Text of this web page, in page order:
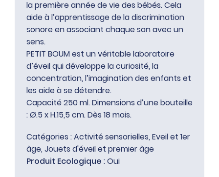
la première année de vie des bébés. Cela
aide à l’apprentissage de la discrimination
sonore en associant chaque son avec un
sens.
PETIT BOUM est un véritable laboratoire
d’éveil qui développe la curiosité, la
concentration, l’imagination des enfants et
les aide à se détendre.
Capacité 250 ml. Dimensions d’une bouteille
: Ø.5 x H.15,5 cm. Dès 18 mois.
Catégories :Activité sensorielles, Eveil et 1er
âge, Jouets d'éveil et premier âge
Produit Ecologique : Oui